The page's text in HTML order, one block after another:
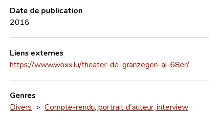
Date de publication
2016
Liens externes
https://www.woxx.lu/theater-de-granzegen-al-68er/
Genres
Divers > Compte-rendu, portrait d'auteur, interview